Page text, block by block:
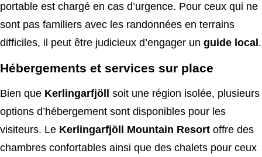
portable est chargé en cas d’urgence. Pour ceux qui ne
sont pas familiers avec les randonnées en terrains
difficiles, il peut être judicieux d’engager un guide local .
Hébergements et services sur place
Bien que Kerlingarfjöll soit une région isolée, plusieurs
options d’hébergement sont disponibles pour les
visiteurs. Le Kerlingarfjöll Mountain Resort offre des
chambres confortables ainsi que des chalets pour ceux